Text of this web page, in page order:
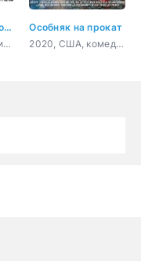
Убийство в Холлоу Крик
2024, США, боевик, триллер, комедия
Особняк на прокат
2020, США, комедия